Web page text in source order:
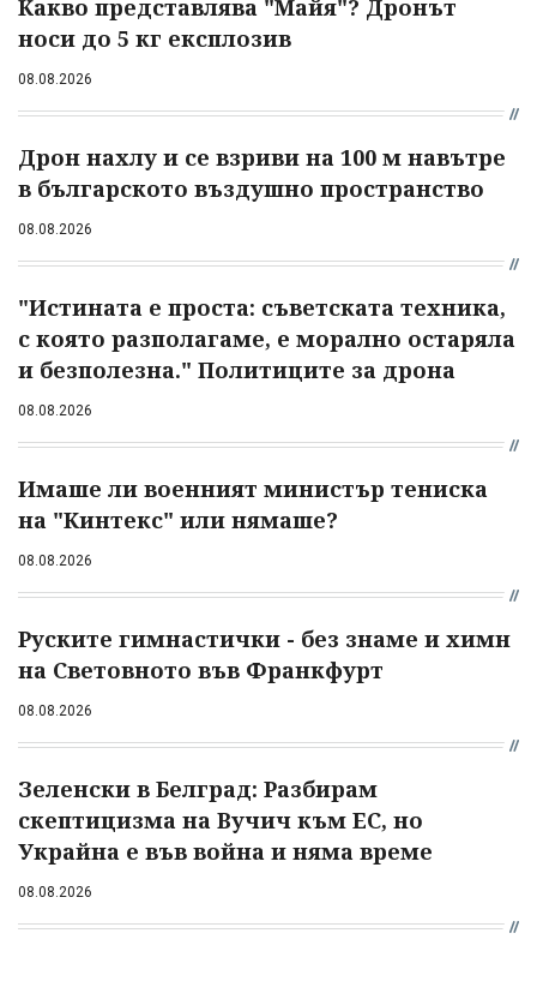
Какво представлява "Майя"? Дронът
носи до 5 кг експлозив
08.08.2026
Дрон нахлу и се взриви на 100 м навътре
в българското въздушно пространство
08.08.2026
"Истината е проста: съветската техника,
с която разполагаме, е морално остаряла
и безполезна." Политиците за дрона
08.08.2026
Имаше ли военният министър тениска
на "Кинтекс" или нямаше?
08.08.2026
Руските гимнастички - без знаме и химн
на Световното във Франкфурт
08.08.2026
Зеленски в Белград: Разбирам
скептицизма на Вучич към ЕС, но
Украйна е във война и няма време
08.08.2026